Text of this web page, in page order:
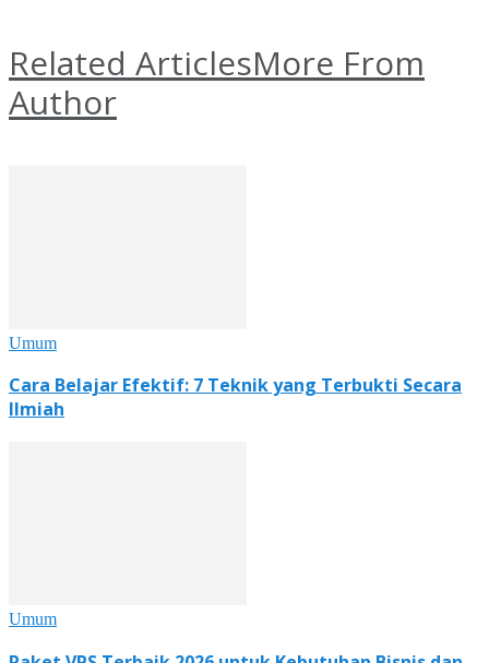
Related ArticlesMore From
Author
Umum
Cara Belajar Efektif: 7 Teknik yang Terbukti Secara
Ilmiah
Umum